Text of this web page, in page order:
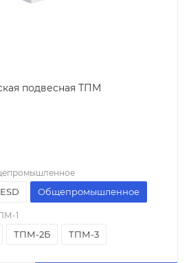
подвесная ТПМ
Общепромышленное
1
ТПМ-2Б ТПМ-3